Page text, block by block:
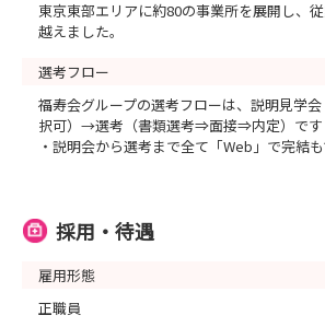
東京東部エリアに約80の事業所を展開し、
越えました。
選考フロー
福寿会グループの選考フローは、説明見学
択可）→選考（書類選考⇒面接⇒内定）です
・説明会から選考まで全て「Web」で完結も
採用・待遇
雇用形態
正職員